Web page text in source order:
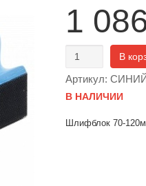
1
В
Артикул:
В НАЛИЧИИ
Шлифблок 70-